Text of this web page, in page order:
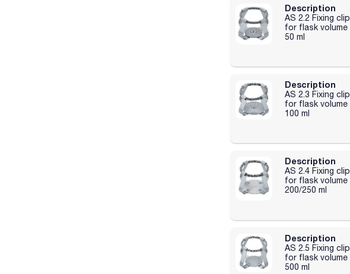
Description
AS 2.2 Fixing clip
for flask volume
50 ml
Description
AS 2.3 Fixing clip
for flask volume
100 ml
Description
AS 2.4 Fixing clip
for flask volume
200/250 ml
Description
AS 2.5 Fixing clip
for flask volume
500 ml